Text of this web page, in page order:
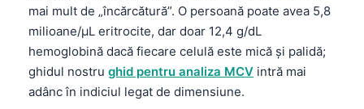
mai mult de „încărcătură”. O persoană poate avea 5,8
milioane/µL eritrocite, dar doar 12,4 g/dL
hemoglobină dacă fiecare celulă este mică și palidă;
ghidul nostru ghid pentru analiza MCV intră mai
adânc în indiciul legat de dimensiune.